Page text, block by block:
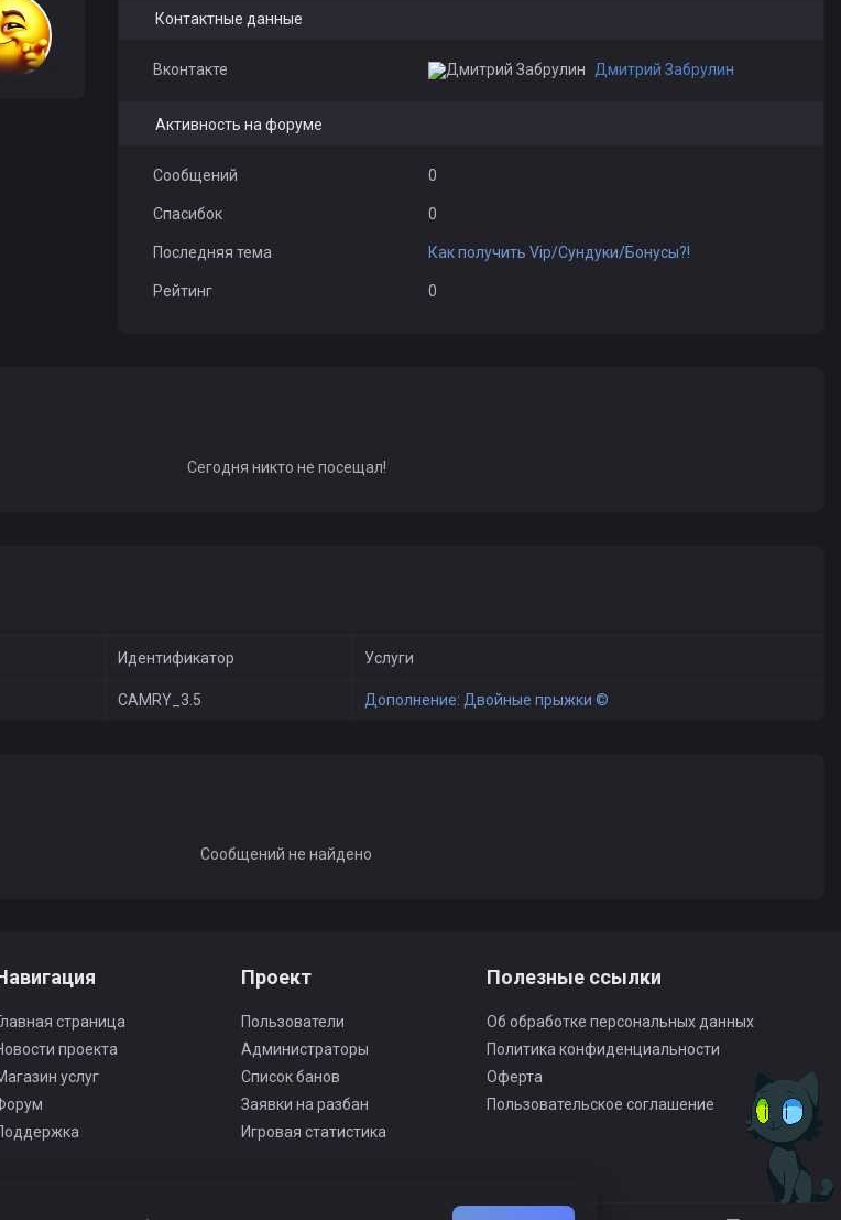
Контактные данные
Вконтакте Дмитрий Забрулин
Активность на форуме
Сообщений 0
Спасибок 0
Последняя тема Как получить Vip/Сундуки/Бонусы?!
Рейтинг 0
Сегодня никто не посещал!
Идентификатор Услуги
CAMRY_3.5 Дополнение: Двойные прыжки ©
Сообщений не найдено
страница
проекта
услуг
Проект
Пользователи
Администраторы
Список банов
Заявки на разбан
Игровая статистика
Полезные ссылки
Об обработке персональных данных
Политика конфиденциальности
Оферта
Пользовательское соглашение